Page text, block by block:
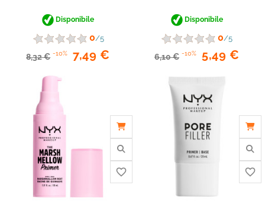
Disponibile
0/5
8,32 € -10% 7,49 €
Disponibile
0/5
6,10 € -10% 5,49 €